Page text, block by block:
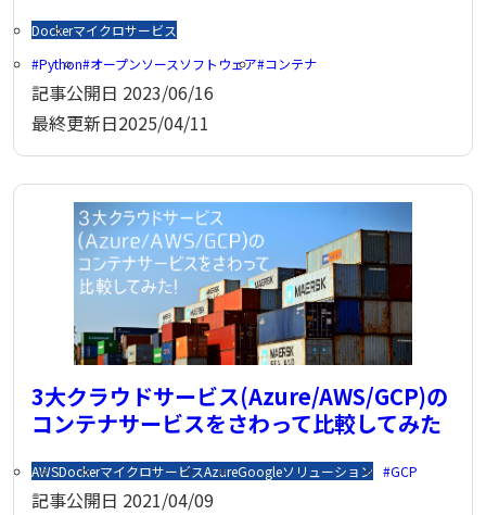
Dockerマイクロサービス
Python オープンソースソフトウェア コンテナ
記事公開日 2023/06/16
最終更新日2025/04/11
3大クラウドサービス(Azure/AWS/GCP)の
コンテナサービスをさわって比較してみた
AWSDockerマイクロサービスAzureGoogleソリューション GCP
記事公開日 2021/04/09